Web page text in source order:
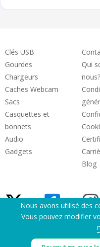
Clés USB
Gourdes
Chargeurs
Caches Webcam
Sacs
Casquettes et
bonnets
Audio
Gadgets
Qui
nous?
Blog
Nous avons utilisé des
Vous pouvez modifier